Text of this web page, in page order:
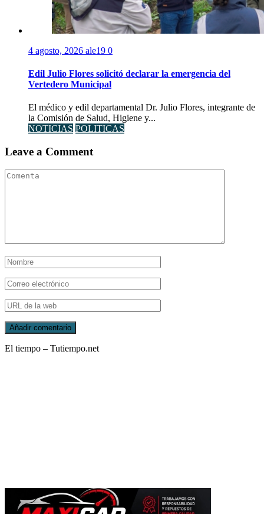
4 agosto, 2026 ale19 0
Edil Julio Flores solicitó declarar la emergencia del
Vertedero Municipal
El médico y edil departamental Dr. Julio Flores, integrante de
la Comisión de Salud, Higiene y...
NOTICIAS POLITICAS
Leave a Comment
El tiempo – Tutiempo.net